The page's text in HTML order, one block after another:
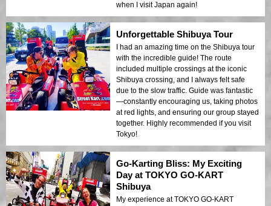
when I visit Japan again!
Unforgettable Shibuya Tour
I had an amazing time on the Shibuya tour
with the incredible guide! The route
included multiple crossings at the iconic
Shibuya crossing, and I always felt safe
due to the slow traffic. Guide was fantastic
—constantly encouraging us, taking photos
at red lights, and ensuring our group stayed
together. Highly recommended if you visit
Tokyo!
Go-Karting Bliss: My Exciting
Day at TOKYO GO-KART
Shibuya
My experience at TOKYO GO-KART